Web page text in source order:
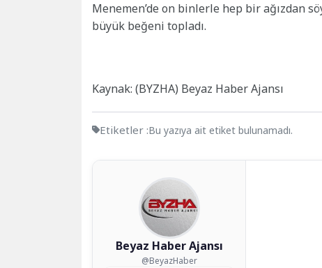
Menemen’de on binlerle hep bir ağızdan
büyük beğeni topladı.
Kaynak: (BYZHA) Beyaz Haber Ajansı
Etiketler :Bu yazıya ait etiket bulunamadı.
Beyaz Haber Ajansı
@BeyazHaber